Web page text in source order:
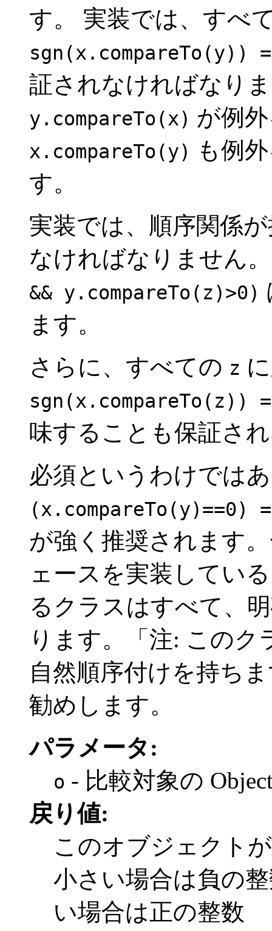
す。 実装では、すべ
sgn(x.compareTo(y))
証されなければなり
y.compareTo(x) が例
x.compareTo(y)
も例
す。
実装では、順序関係
なければなりません
&& y.compareTo(z)>0)
ます。
さらに、すべての z
sgn(x.compareTo(z))
味することも保証さ
必須というわけでは
が強く推奨されます
ェースを実装してい
るクラスはすべて、
ります。「注: このク
自然順序付けを持ち
勧めします。
パラメータ:
o - 比較対象の
戻り値:
このオブジェクト
小さい場合は負の
い場合は正の整数